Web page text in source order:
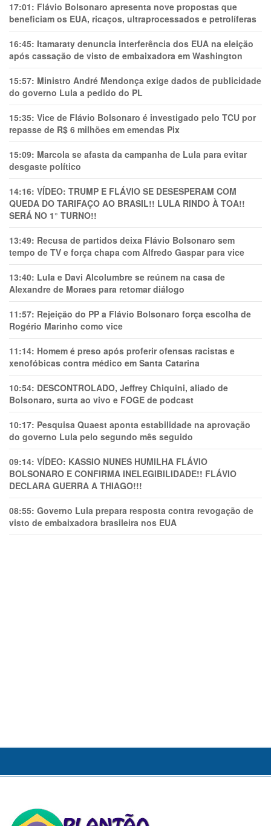
17:01: Flávio Bolsonaro apresenta nove propostas que
beneficiam os EUA, ricaços, ultraprocessados e petrolíferas
16:45: Itamaraty denuncia interferência dos EUA na eleição
após cassação de visto de embaixadora em Washington
15:57: Ministro André Mendonça exige dados de publicidade
do governo Lula a pedido do PL
15:35: Vice de Flávio Bolsonaro é investigado pelo TCU por
repasse de R$ 6 milhões em emendas Pix
15:09: Marcola se afasta da campanha de Lula para evitar
desgaste político
14:16: VÍDEO: TRUMP E FLÁVIO SE DESESPERAM COM
QUEDA DO TARIFAÇO AO BRASIL!! LULA RINDO À TOA!!
SERÁ NO 1° TURNO!!
13:49: Recusa de partidos deixa Flávio Bolsonaro sem
tempo de TV e força chapa com Alfredo Gaspar para vice
13:40: Lula e Davi Alcolumbre se reúnem na casa de
Alexandre de Moraes para retomar diálogo
11:57: Rejeição do PP a Flávio Bolsonaro força escolha de
Rogério Marinho como vice
11:14: Homem é preso após proferir ofensas racistas e
xenofóbicas contra médico em Santa Catarina
10:54: DESCONTROLADO, Jeffrey Chiquini, aliado de
Bolsonaro, surta ao vivo e FOGE de podcast
10:17: Pesquisa Quaest aponta estabilidade na aprovação
do governo Lula pelo segundo mês seguido
09:14: VÍDEO: KASSIO NUNES HUMlLHA FLÁVIO
BOLSONARO E CONFIRMA INELEGIBILIDADE!! FLÁVIO
DECLARA GUERRA A THIAGO!!!
08:55: Governo Lula prepara resposta contra revogação de
visto de embaixadora brasileira nos EUA